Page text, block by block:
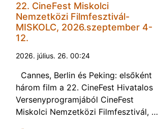
22. CineFest Miskolci
Nemzetközi Filmfesztivál-
MISKOLC, 2026.szeptember 4-
12.
2026. július. 26. 00:24
Cannes, Berlin és Peking: elsőként
három film a 22. CineFest Hivatalos
Versenyprogramjából CineFest
Miskolci Nemzetközi Filmfesztivál, …